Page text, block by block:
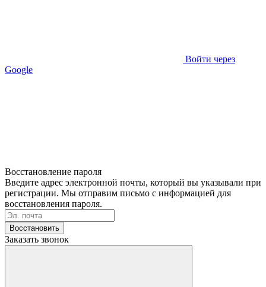
Войти через
Google
Восстановление пароля
Введите адрес электронной почты, который вы указывали при
регистрации. Мы отправим письмо с информацией для
восстановления пароля.
Восстановить
Заказать звонок